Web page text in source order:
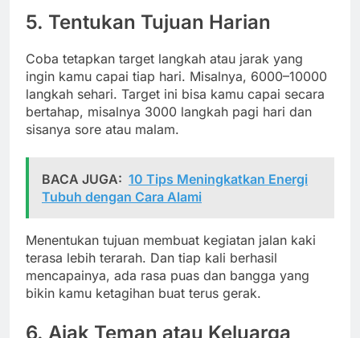
5. Tentukan Tujuan Harian
Coba tetapkan target langkah atau jarak yang
ingin kamu capai tiap hari. Misalnya, 6000–10000
langkah sehari. Target ini bisa kamu capai secara
bertahap, misalnya 3000 langkah pagi hari dan
sisanya sore atau malam.
BACA JUGA: 10 Tips Meningkatkan Energi
Tubuh dengan Cara Alami
Menentukan tujuan membuat kegiatan jalan kaki
terasa lebih terarah. Dan tiap kali berhasil
mencapainya, ada rasa puas dan bangga yang
bikin kamu ketagihan buat terus gerak.
6. Ajak Teman atau Keluarga